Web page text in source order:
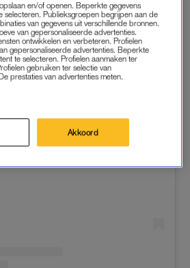
en/of openen. Beperkte gegevens
selecteren. Publieksgroepen begrijpen aan de
van gegevens uit verschillende bronnen.
van gepersonaliseerde advertenties.
ontwikkelen en verbeteren. Profielen
gepersonaliseerde advertenties. Beperkte
te selecteren. Profielen aanmaken ter
gebruiken ter selectie van
prestaties van advertenties meten.
Akkoord